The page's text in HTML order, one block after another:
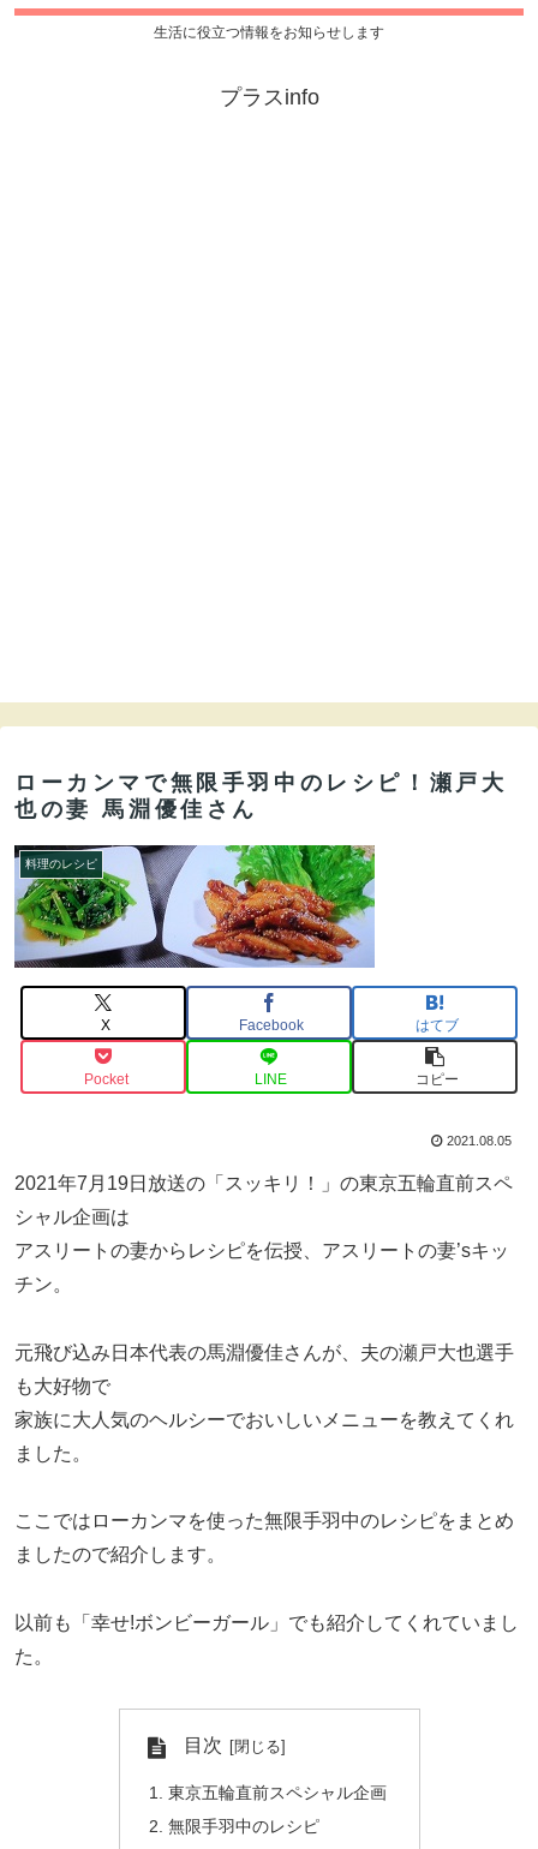
生活に役立つ情報をお知らせします
プラスinfo
ローカンマで無限手羽中のレシピ！瀬戸大
也の妻 馬淵優佳さん
料理のレシピ
X Facebook はてブ
Pocket LINE コピー
2021.08.05
2021年7月19日放送の「スッキリ！」の東京五輪直前スペ
シャル企画は
アスリートの妻からレシピを伝授、アスリートの妻’sキッ
チン。
元飛び込み日本代表の馬淵優佳さんが、夫の瀬戸大也選手
も大好物で
家族に大人気のヘルシーでおいしいメニューを教えてくれ
ました。
ここではローカンマを使った無限手羽中のレシピをまとめ
ましたので紹介します。
以前も「幸せ!ボンビーガール」でも紹介してくれていまし
た。
目次
東京五輪直前スペシャル企画
無限手羽中のレシピ